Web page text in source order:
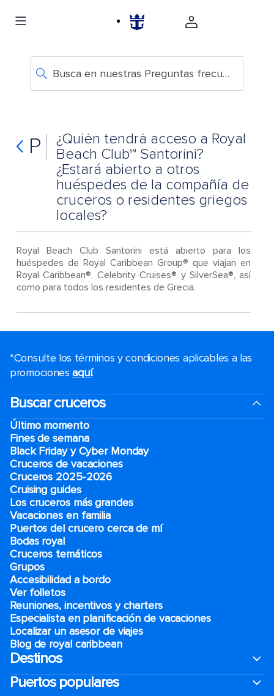
Busca en nuestras Preguntas frecuentes
P
¿Quién tendrá acceso a Royal
Beach Club℠ Santorini?
¿Estará abierto a otros
huéspedes de la compañía de
cruceros o residentes griegos
locales?
Royal Beach Club Santorini está abierto para los
huéspedes de Royal Caribbean Group® que viajan en
Royal Caribbean®, Celebrity Cruises® y SilverSea®, así
como para todos los residentes de Grecia.
*Consulte los términos y condiciones aplicables a las
promocionesaquí.
Buscar cruceros
Último momento
Fines de semana
Black Friday y Cyber Monday
Cruceros de vacaciones
Cruceros 2025-2026
Cruising guides
Los cruceros más grandes
Vacaciones en familia
Puertos del crucero cerca de mí
Bodas royal
Cruceros temáticos
Grupos
Accesibilidad a bordo
Ver folletos
Reuniones, incentivos y charters​
Especialista en planificación de vacaciones
Localizar un asesor de viajes
Blog de royal caribbean
Destinos
Puertos populares